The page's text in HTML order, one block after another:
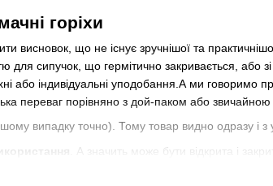
горіхи
висновок, що не існує зручнішої та
для сипучок, що гермітично закривається,
або індивідуальні уподобання.А ми говоримо
переваг порівняно з дой-паком або
випадку точно). Тому товар видно одразу і з
. А значить може бути відкрита і